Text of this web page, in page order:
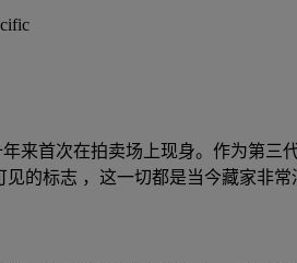
来首次在拍卖场上现身。作为第
的标志 ，这一切都是当今藏家非